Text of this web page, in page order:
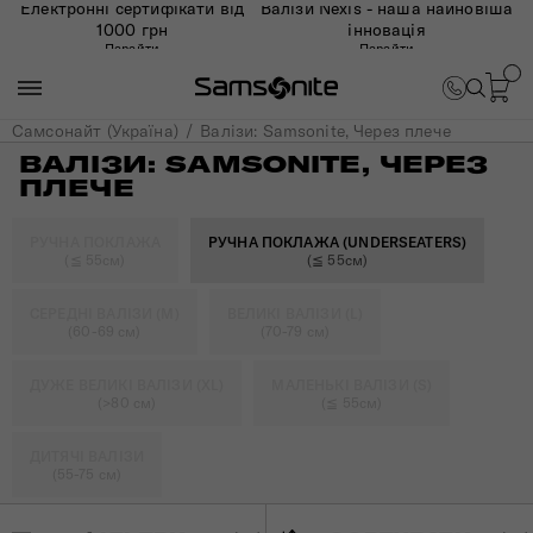
Електронні сертифікати від
1000 грн
Перейти
Валізи Nexis - наша найновіша
інновація
Перейти
Самсонайт (Україна) Валізи: Samsonite, Через плече
ВАЛІЗИ: SAMSONITE, ЧЕРЕЗ
ПЛЕЧЕ
РУЧНА ПОКЛАЖА (UNDERSEATERS)
(≦ 55см)